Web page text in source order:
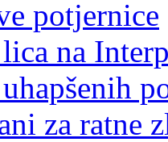
potjernice
na
za ratne